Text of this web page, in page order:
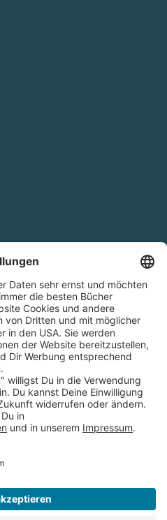
€ Bestellwert innerhalb
innerhalb Deutschlands
Blumenstraße 36, D-70182